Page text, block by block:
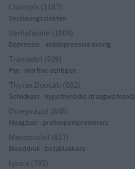
Champix (1187)
Verslavingsziekten
Venlafaxine (1004)
Depressie - antidepressiva overig
Tramadol (939)
Pijn - morfine-achtigen
Thyrax Duotab (882)
Schildklier - hypothyroidie (traagwerkend)
Omeprazol (848)
Maagzuur - protonpompremmers
Metoprolol (817)
Bloeddruk - betablokkers
Lyrica (795)